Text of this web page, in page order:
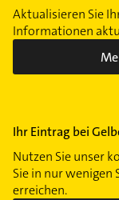
Aktualisieren Sie
Informationen
Ihr Eintrag bei
Nutzen Sie unser
Sie in nur wenigen
erreichen.